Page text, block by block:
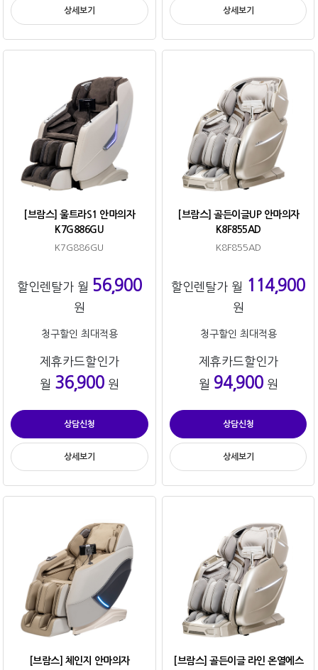
상세보기 상세보기
[브람스] 울트라S1 안마의자
K7G886GU
K7G886GU
할인렌탈가 월 56,900
원
청구할인 최대적용
제휴카드할인가
월 36,900원
상담신청
상세보기
[브람스] 골든이글UP 안마의자
K8F855AD
K8F855AD
할인렌탈가 월 114,900
원
청구할인 최대적용
제휴카드할인가
월 94,900원
상담신청
상세보기
[브람스] 체인지 안마의자
[브람스] 골든이글 라인 온열에스